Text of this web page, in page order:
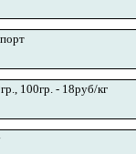
100гр. - 18руб/кг